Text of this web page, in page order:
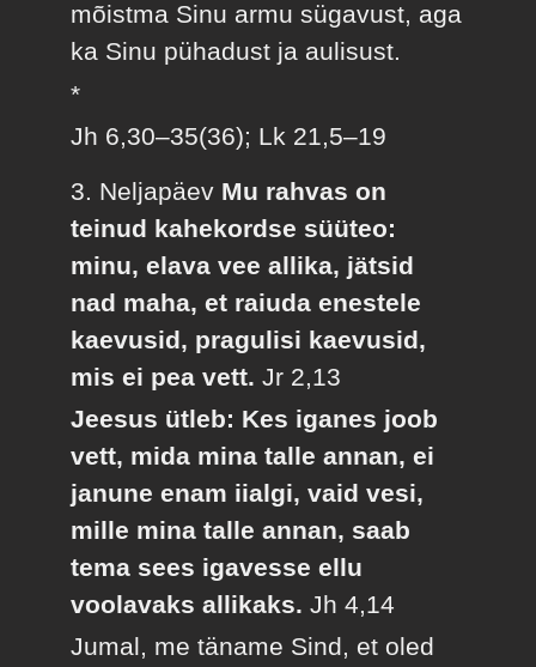
mõistma Sinu armu sügavust, aga
ka Sinu pühadust ja aulisust.
*
Jh 6,30–35(36); Lk 21,5–19
3. Neljapäev Mu rahvas on
teinud kahekordse süüteo:
minu, elava vee allika, jätsid
nad maha, et raiuda enestele
kaevusid, pragulisi kaevusid,
mis ei pea vett.Jr 2,13
Jeesus ütleb: Kes iganes joob
vett, mida mina talle annan, ei
janune enam iialgi, vaid vesi,
mille mina talle annan, saab
tema sees igavesse ellu
voolavaks allikaks.Jh 4,14
Jumal, me täname Sind, et oled